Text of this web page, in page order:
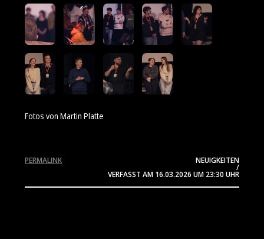
Fotos von Martin Platte
NEUIGKEITEN
/
VERFASST AM 16.03.2026 UM 23:30 UHR
PERMALINK